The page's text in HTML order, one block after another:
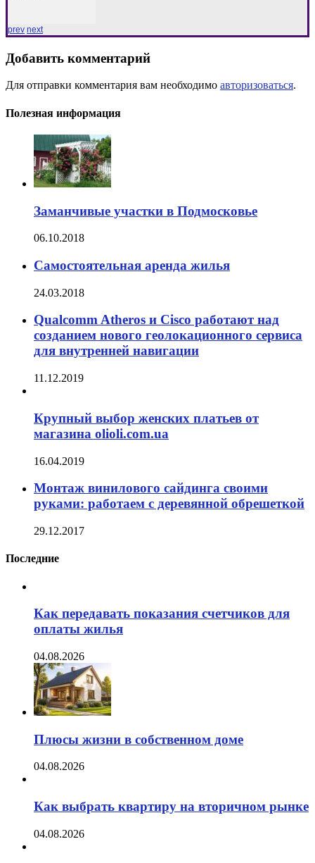
prev next
Добавить комментарий
Для отправки комментария вам необходимо авторизоваться.
Полезная информация
Заманчивые участки в Подмосковье
06.10.2018
Самостоятельная аренда жилья
24.03.2018
Qualcomm Atheros и Cisco работают над
созданием нового геолокационного сервиса
для внутренней навигации
11.12.2019
Крупный выбор женских платьев от
магазина olioli.com.ua
16.04.2019
Монтаж винилового сайдинга своими
руками: работаем с деревянной обрешеткой
29.12.2017
Последние
Как передавать показания счетчиков для
оплаты жилья
04.08.2026
Плюсы жизни в собственном доме
04.08.2026
Как выбрать квартиру на вторичном рынке
04.08.2026